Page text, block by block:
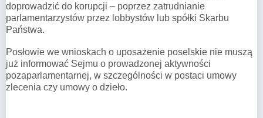
doprowadzić do korupcji – poprzez zatrudnianie
parlamentarzystów przez lobbystów lub spółki Skarbu
Państwa.
Posłowie we wnioskach o uposażenie poselskie nie muszą
już informować Sejmu o prowadzonej aktywności
pozaparlamentarnej, w szczególności w postaci umowy
zlecenia czy umowy o dzieło.